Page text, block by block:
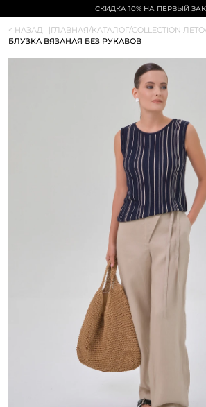
СКИДКА 10% НА ПЕРВЫЙ
< НАЗАД |ГЛАВНАЯ/КАТАЛОГ/COLLECTION ЛЕТО
БЛУЗКА ВЯЗАНАЯ БЕЗ РУКАВОВ